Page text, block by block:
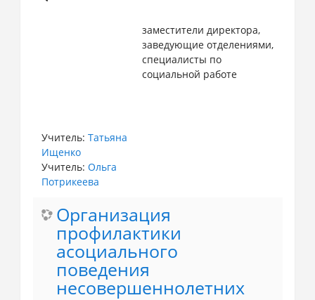
заместители директора,
заведующие отделениями,
специалисты по
социальной работе
Учитель: Татьяна
Ищенко
Учитель: Ольга
Потрикеева
Организация
профилактики
асоциального
поведения
несовершеннолетних